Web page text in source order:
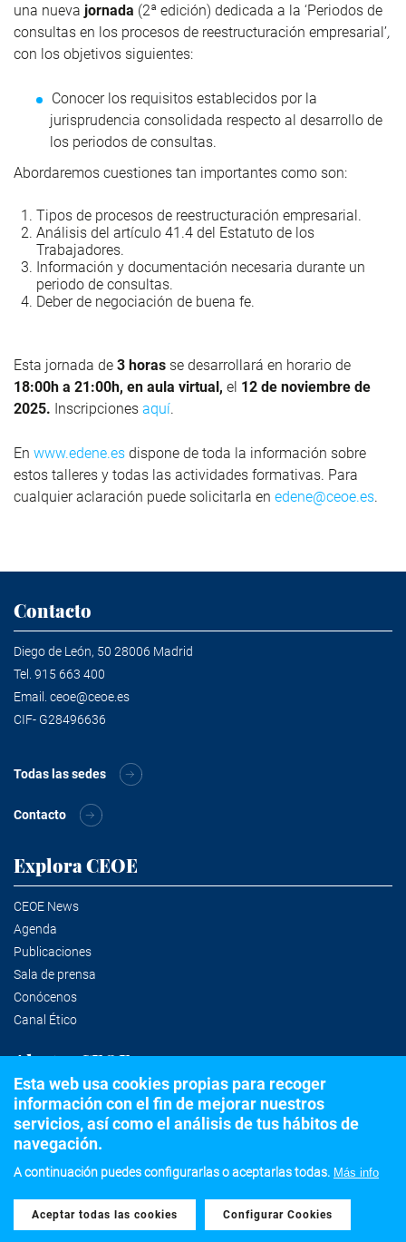
una nueva jornada (2ª edición) dedicada a la ‘Periodos de
consultas en los procesos de reestructuración empresarial’,
con los objetivos siguientes:
Conocer los requisitos establecidos por la
jurisprudencia consolidada respecto al desarrollo de
los periodos de consultas.
Abordaremos cuestiones tan importantes como son:
Tipos de procesos de reestructuración empresarial.
Análisis del artículo 41.4 del Estatuto de los
Trabajadores.
Información y documentación necesaria durante un
periodo de consultas.
Deber de negociación de buena fe.
Esta jornada de 3 horas se desarrollará en horario de
18:00h a 21:00h, en aula virtual, el 12 de noviembre de
2025. Inscripciones aquí.
En www.edene.es dispone de toda la información sobre
estos talleres y todas las actividades formativas. Para
cualquier aclaración puede solicitarla en edene@ceoe.es.
Contacto
Diego de León, 50 28006 Madrid
Tel. 915 663 400
Email. ceoe@ceoe.es
CIF- G28496636
Todas las sedes
Contacto
Explora CEOE
CEOE News
Agenda
Publicaciones
Sala de prensa
Conócenos
Canal Ético
Alertas CEOE
Suscríbete a la newsletter
©2020 Confederación Española de Organizaciones Empresariales
Aviso legal
Esta web usa cookies propias para recoger
información con el fin de mejorar nuestros
servicios, así como el análisis de tus hábitos de
navegación.
A continuación puedes configurarlas o aceptarlas todas. Más info
Aceptar todas las cookies
Withdraw consent